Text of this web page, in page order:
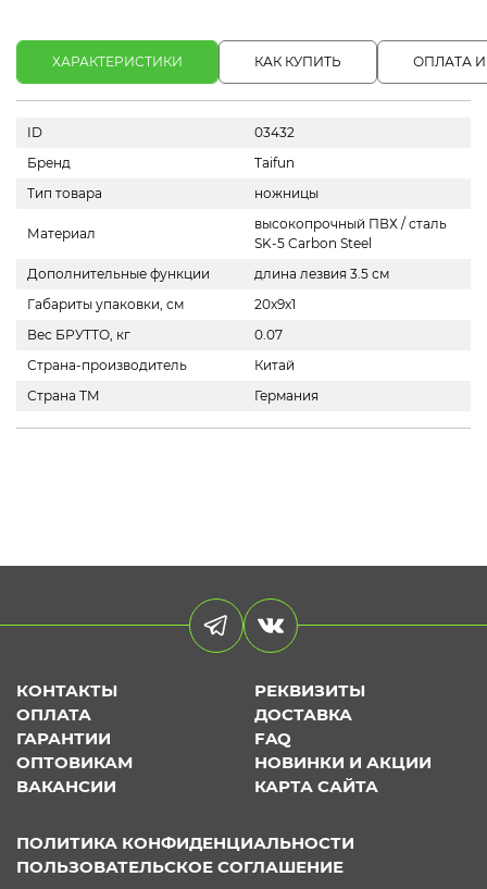
ХАРАКТЕРИСТИКИ КАК КУПИТЬ ОПЛАТА
ID
03432
Бренд
Taifun
Тип товара
ножницы
Материал
высокопрочный ПВХ / сталь
SK-5 Carbon Steel
Дополнительные функции
длина лезвия 3.5 см
Габариты упаковки, см
20х9х1
Вес БРУТТО, кг
0.07
Страна-производитель
Китай
Страна ТМ
Германия
КОНТАКТЫ
РЕКВИЗИТЫ
ОПЛАТА
ДОСТАВКА
ГАРАНТИИ
FAQ
ОПТОВИКАМ
НОВИНКИ И АКЦИИ
ВАКАНСИИ
КАРТА САЙТА
ПОЛИТИКА КОНФИДЕНЦИАЛЬНОСТИ
ПОЛЬЗОВАТЕЛЬСКОЕ СОГЛАШЕНИЕ